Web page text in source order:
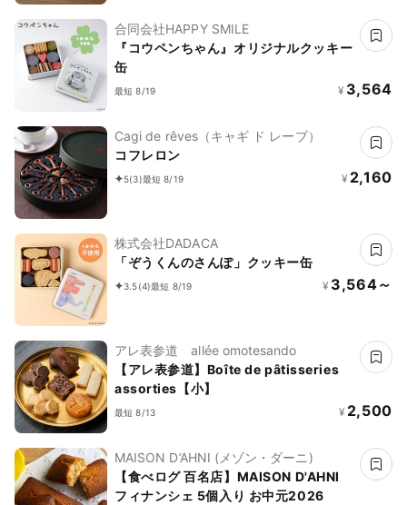
合同会社HAPPY SMILE
『コウペンちゃん』オリジナルクッキー
缶
最短 8/19 ¥ 3,564
Cagi de rêves（キャギ ド レーブ）
コフレロン
5(3)最短 8/19 ¥ 2,160
株式会社DADACA
「ぞうくんのさんぽ」クッキー缶
3.5(4)最短 8/19 ¥ 3,564～
アレ表参道 allée omotesando
【アレ表参道】Boîte de pâtisseries
assorties【小】
最短 8/13 ¥ 2,500
MAISON D’AHNI (メゾン・ダーニ)
【食べログ 百名店】MAISON D'AHNI
フィナンシェ 5個入り お中元2026